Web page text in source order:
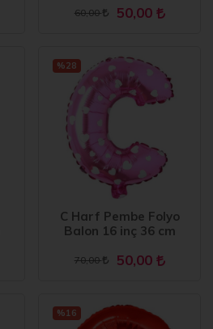
60,00 50,00
C Harf Pembe Folyo
Balon 16 inç 36 cm
70,00 50,00
%28
%16